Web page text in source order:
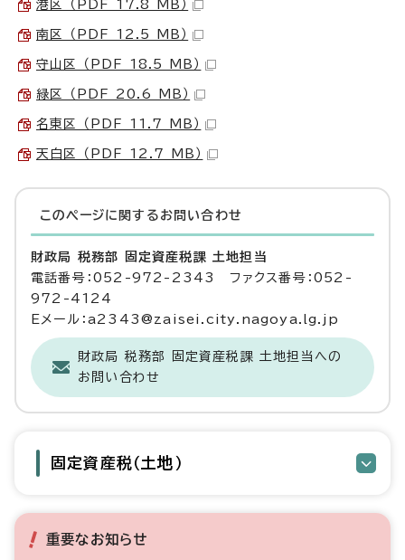
港区 （PDF 17.8 MB）
南区 （PDF 12.5 MB）
守山区 （PDF 18.5 MB）
緑区 （PDF 20.6 MB）
名東区 （PDF 11.7 MB）
天白区 （PDF 12.7 MB）
このページに関する お問い合わせ
財政局 税務部 固定資産税課 土地担当
電話番号：052-972-2343 ファクス番号：052-
972-4124
Eメール：a2343@zaisei.city.nagoya.lg.jp
財政局 税務部 固定資産税課 土地担当への
お問い合わせ
固定資産税（土地）
重要なお知らせ